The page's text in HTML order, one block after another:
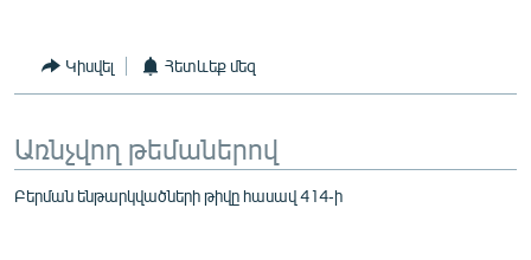
Կիսվել Հետևեք մեզ
Առնչվող թեմաներով
Բերման ենթարկվածների թիվը հասավ 414-ի